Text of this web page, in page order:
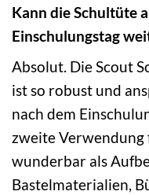
Kann die Schultüte
Einschulungstag
Absolut. Die Scout
ist so robust und
nach dem
zweite Verwendung
wunderbar als
Bastelmaterialien,